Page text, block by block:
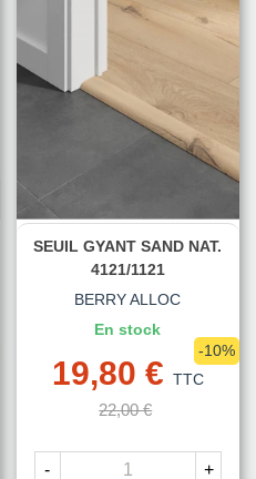
SEUIL GYANT SAND NAT.
4121/1121
BERRY ALLOC
En stock
19,80 € TTC
22,00 €
-10%
- +